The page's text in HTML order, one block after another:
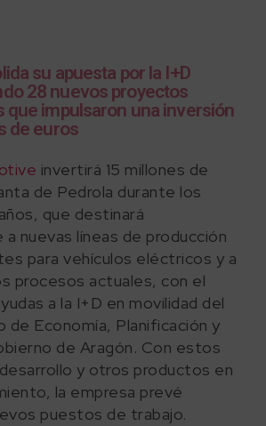
su apuesta por la I+D
28 nuevos proyectos
que impulsaron una inversión
de euros
invertirá 15 millones de
de Pedrola durante los
que destinará
nuevas líneas de producción
para vehículos eléctricos y a
procesos actuales, con el
a la I+D en movilidad del
de Economía, Planificación y
de Aragón. Con estos
y otros productos en
la empresa prevé
puestos de trabajo.